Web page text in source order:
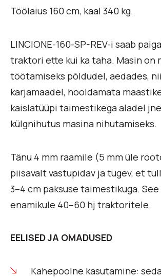
Töölaius 160 cm, kaal 340 kg.
LINCIONE-160-SP-REV-i saab
traktori ette kui ka taha. Masin on
töötamiseks põldudel, aedades,
karjamaadel, hooldamata
kaislatüüpi taimestikega aladel
külgnihutus masina nihutamiseks.
Tänu 4 mm raamile (5 mm üle
piisavalt vastupidav ja tugev, et
3–4 cm paksuse taimestikuga.
enamikule 40–60 hj traktoritele.
EELISED JA OMADUSED
Kahepoolne kasutamine: